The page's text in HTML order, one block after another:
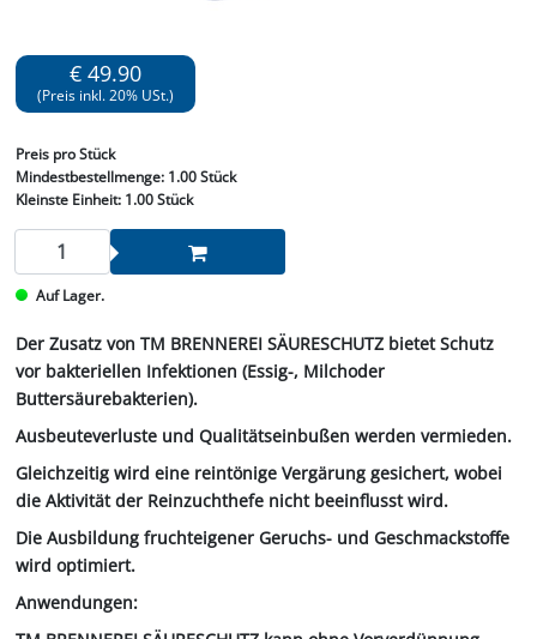
€ 49.90
(Preis inkl. 20% USt.)
Preis pro Stück
Mindestbestellmenge: 1.00 Stück
Kleinste Einheit:1.00 Stück
Auf Lager.
Der Zusatz von TM BRENNEREI SÄURESCHUTZ bietet Schutz
vor bakteriellen Infektionen (Essig-, Milchoder
Buttersäurebakterien).
Ausbeuteverluste und Qualitätseinbußen werden vermieden.
Gleichzeitig wird eine reintönige Vergärung gesichert, wobei
die Aktivität der Reinzuchthefe nicht beeinflusst wird.
Die Ausbildung fruchteigener Geruchs- und Geschmackstoffe
wird optimiert.
Anwendungen: